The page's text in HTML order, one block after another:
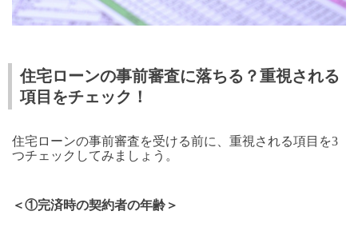
住宅ローンの事前審査に落ちる？重視される
項目をチェック！
住宅ローンの事前審査を受ける前に、重視される項目を3
つチェックしてみましょう。
＜①完済時の契約者の年齢＞